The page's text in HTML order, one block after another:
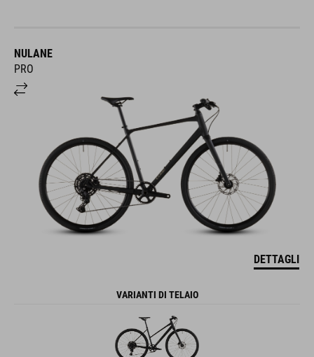
NULANE
PRO
DETTAGLI
VARIANTI DI TELAIO